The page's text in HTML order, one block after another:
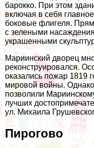
барокко. При этом
включая в себя
боковые флигеля.
с зелеными
украшенными
Мариинский дворец
реконструировался.
оказались пожар 1819
мировой войны.
позволили
лучших
ул. Михаила
Пирогово